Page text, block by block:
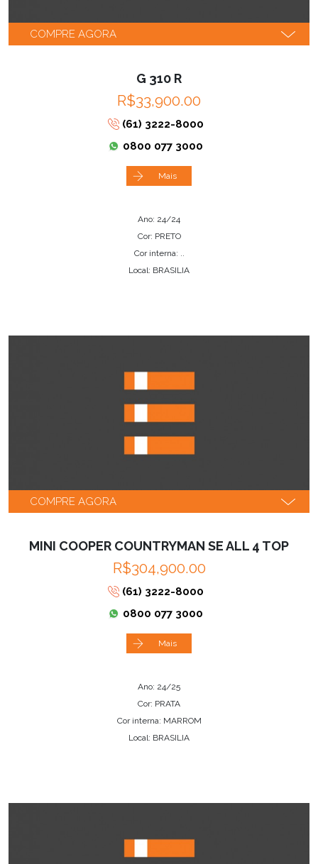
COMPRE AGORA
G 310 R
R$33,900.00
(61) 3222-8000
0800 077 3000
Mais
Ano: 24/24
Cor: PRETO
Cor interna: ..
Local: BRASILIA
COMPRE AGORA
MINI COOPER COUNTRYMAN SE ALL 4 TOP
R$304,900.00
(61) 3222-8000
0800 077 3000
Mais
Ano: 24/25
Cor: PRATA
Cor interna: MARROM
Local: BRASILIA